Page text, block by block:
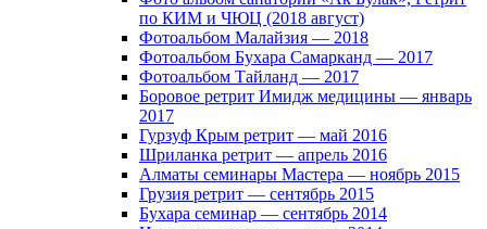
по КИМ и ЧЮЦ (2018 август)
Фотоальбом Малайзия — 2018
Фотоальбом Бухара Самарканд — 2017
Фотоальбом Тайланд — 2017
Боровое ретрит Имидж медицины — январь
2017
Гурзуф Крым ретрит — май 2016
Шриланка ретрит — апрель 2016
Алматы семинары Мастера — ноябрь 2015
Грузия ретрит — сентябрь 2015
Бухара семинар — сентябрь 2014